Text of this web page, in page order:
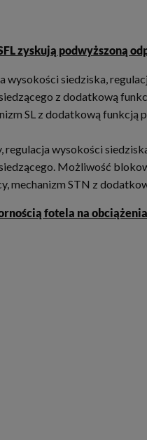
zyskują podwyższoną
wysokości siedziska,
z dodatkową
SL z dodatkową funkcją
regulacja wysokości
Możliwość
mechanizm STN z
fotela na